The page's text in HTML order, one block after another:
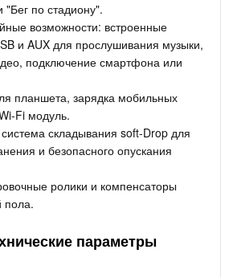
по стадиону".
возможности: встроенные
и AUX для прослушивания музыки,
подключение смартфона или
планшета, зарядка мобильных
Fi модуль.
складывания soft-Drop для
и безопасного опускания
ролики и компенсаторы
пола.
параметры